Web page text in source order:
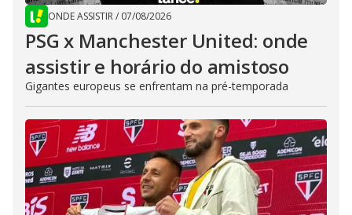
ONDE ASSISTIR/ 07/08/2026
PSG x Manchester United: onde
assistir e horário do amistoso
Gigantes europeus se enfrentam na pré-temporada